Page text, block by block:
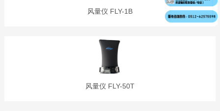
风量仪 FLY-1B
风量仪 FLY-50T